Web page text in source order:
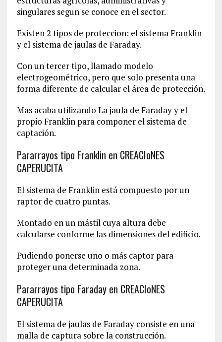
singulares segun se conoce en el sector.
Existen 2 tipos de proteccion: el sistema Franklin
y el sistema de jaulas de Faraday.
Con un tercer tipo, llamado modelo
electrogeométrico, pero que solo presenta una
forma diferente de calcular el área de protección.
Mas acaba utilizando La jaula de Faraday y el
propio Franklin para componer el sistema de
captación.
Pararrayos tipo Franklin en CREACIoNES
CAPERUCITA
El sistema de Franklin está compuesto por un
raptor de cuatro puntas.
Montado en un mástil cuya altura debe
calcularse conforme las dimensiones del edificio.
Pudiendo ponerse uno o más captor para
proteger una determinada zona.
Pararrayos tipo Faraday en CREACIoNES
CAPERUCITA
El sistema de jaulas de Faraday consiste en una
malla de captura sobre la construcción.